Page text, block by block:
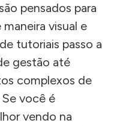
pensados para
visual e
tutoriais passo a
gestão até
complexos de
você é
vendo na